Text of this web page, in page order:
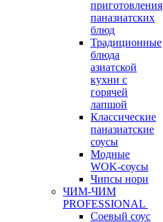
приготовления
паназиатских
блюд
Традиционные
блюда
азиатской
кухни с
горячей
лапшой
Классические
паназиатские
соусы
Модные
WOK-соусы
Чипсы нори
ЧИМ-ЧИМ
PROFESSIONAL
Соевый соус